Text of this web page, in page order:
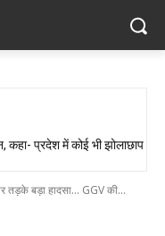
बाइक दौड़ाकर पहुंचा अस्पताल
प्रदेश में कोई भी झोलाछाप
तड़के बड़ा हादसा... GGV की...